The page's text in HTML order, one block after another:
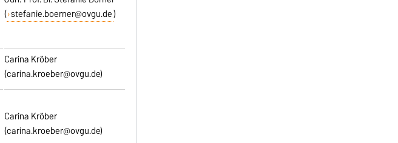
( stefanie.boerner@ovgu.de)
Carina Kröber
(carina.kroeber@ovgu.de)
Carina Kröber
(carina.kroeber@ovgu.de)